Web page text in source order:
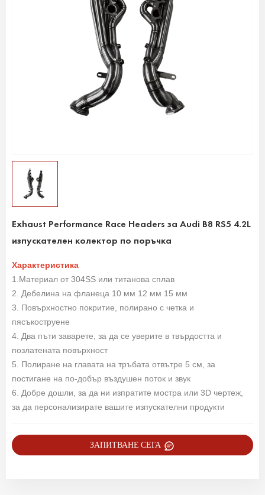
Exhaust Performance Race Headers за Audi B8 RS5 4.2L
изпускателен колектор по поръчка
Характеристика
1.Материал от 304SS или титанова сплав
2. Дебелина на фланеца 10 мм 12 мм 15 мм
3. Повърхностно покритие, полирано с четка и
пясъкоструене
4. Два пъти заварете, за да се уверите в твърдостта и
позлатената повърхност
5. Полиране на главата на тръбата отвътре 5 см, за
постигане на по-добър въздушен поток и звук
6. Добре дошли, за да ни изпратите мостра или 3D чертеж,
за да персонализирате вашите изпускателни продукти
ЗАПИТВАНЕ СЕГА